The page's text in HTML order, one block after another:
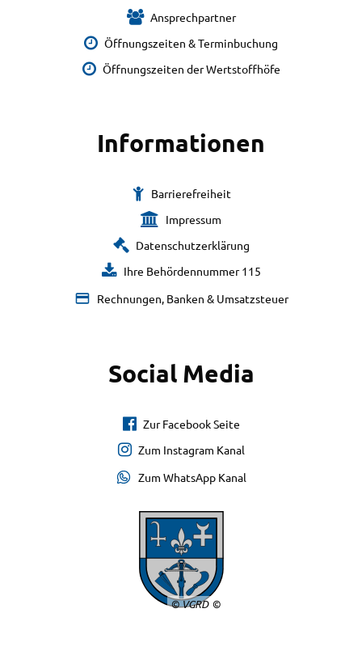
Ansprechpartner
Öffnungszeiten & Terminbuchung
Öffnungszeiten der Wertstoffhöfe
Informationen
Barrierefreiheit
Impressum
Datenschutzerklärung
Ihre Behördennummer 115
Rechnungen, Banken & Umsatzsteuer
Social Media
Zur Facebook Seite
Zum Instagram Kanal
Zum WhatsApp Kanal
© VGRD